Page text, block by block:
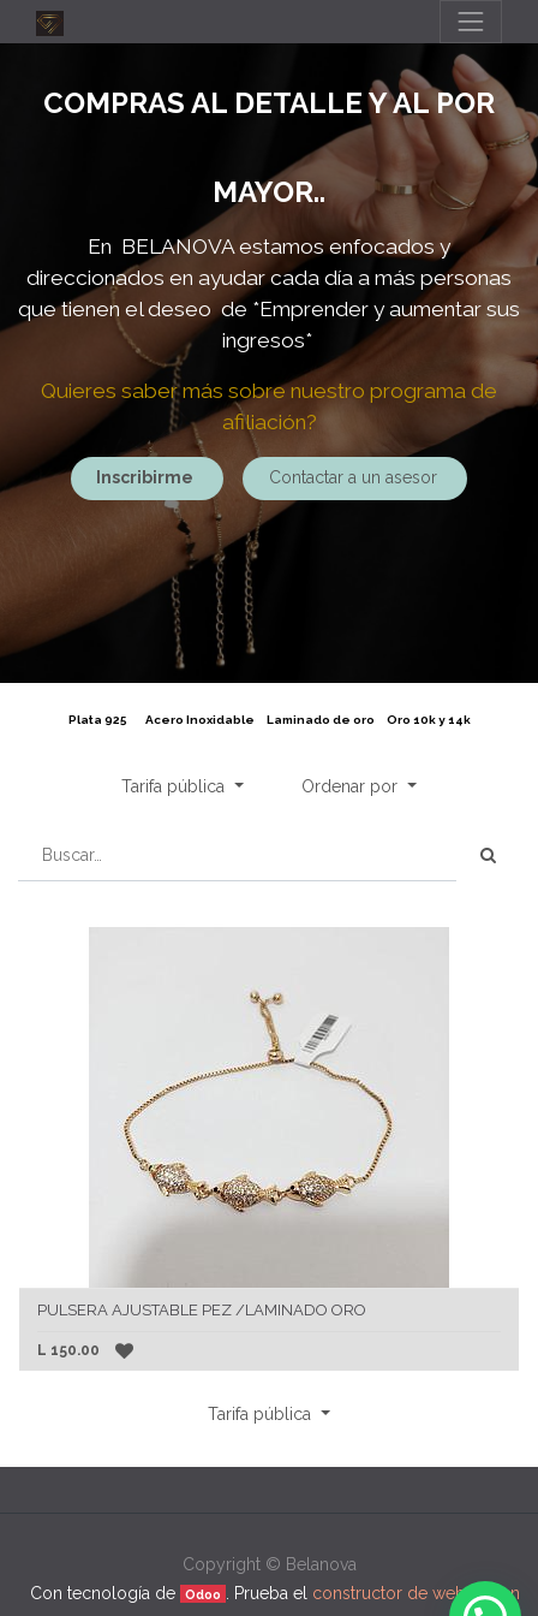
COMPRAS AL DETALLE Y AL POR
MAYOR..
En BELANOVA estamos enfocados y
direccionados en ayudar cada día a más personas
que tienen el deseo de *Emprender y aumentar sus
ingresos*
Quieres saber más sobre nuestro programa de
afiliación?
Inscribirme Contactar a un asesor
Plata 925 Acero Inoxidable Laminado de oro Oro 10k y 14k
Tarifa pública Ordenar por
PULSERA AJUSTABLE PEZ /LAMINADO ORO
L 150.00
Tarifa pública
Copyright © Belanova
Con tecnología de
Odoo . Prueba el constructor de webs open